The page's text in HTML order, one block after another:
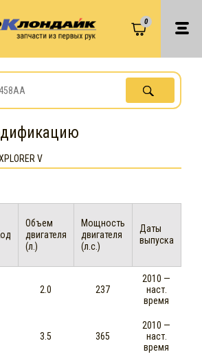
0
V
Объем
двигателя
(л.)
Мощность
двигателя
(л.с.)
Даты
выпуска
2.0 237
2010 —
наст.
время
3.5 365
2010 —
наст.
время